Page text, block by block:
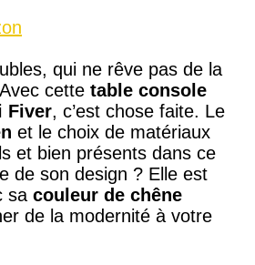
qui ne rêve pas de la
cette table console
Fiver, c’est chose faite. Le
et le choix de matériaux
et bien présents dans ce
de son design ? Elle est
sacouleur de chêne
de la modernité à votre